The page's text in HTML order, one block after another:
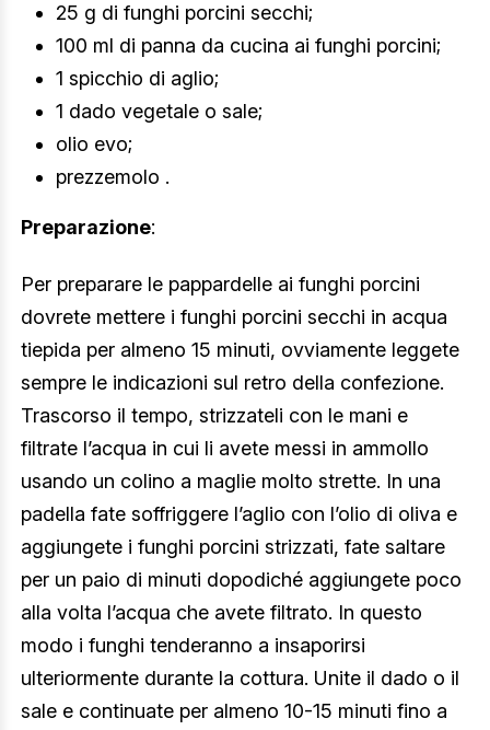
25 g di funghi porcini secchi;
100 ml di panna da cucina ai funghi porcini;
1 spicchio di aglio;
1 dado vegetale o sale;
olio evo;
prezzemolo .
Preparazione:
Per preparare le pappardelle ai funghi porcini
dovrete mettere i funghi porcini secchi in acqua
tiepida per almeno 15 minuti, ovviamente leggete
sempre le indicazioni sul retro della confezione.
Trascorso il tempo, strizzateli con le mani e
filtrate l’acqua in cui li avete messi in ammollo
usando un colino a maglie molto strette. In una
padella fate soffriggere l’aglio con l’olio di oliva e
aggiungete i funghi porcini strizzati, fate saltare
per un paio di minuti dopodiché aggiungete poco
alla volta l’acqua che avete filtrato. In questo
modo i funghi tenderanno a insaporirsi
ulteriormente durante la cottura. Unite il dado o il
sale e continuate per almeno 10-15 minuti fino a